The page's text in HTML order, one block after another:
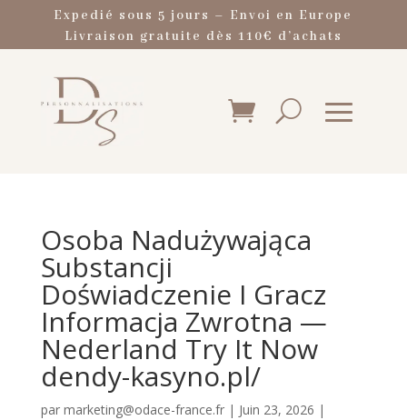
Expedié sous 5 jours – Envoi en Europe
Livraison gratuite dès 110€ d’achats
Osoba Nadużywająca
Substancji
Doświadczenie I Gracz
Informacja Zwrotna —
Nederland Try It Now
dendy-kasyno.pl/
par marketing@odace-france.fr| Juin 23, 2026 |